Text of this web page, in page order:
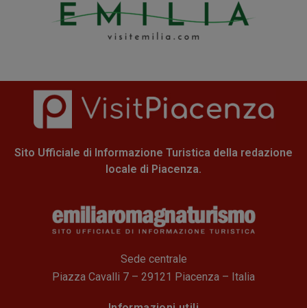
Sito Ufficiale di Informazione Turistica della redazione
locale di Piacenza.
Sede centrale
Piazza Cavalli 7 – 29121 Piacenza – Italia